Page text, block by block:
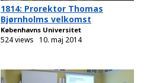
1814: Prorektor Thomas
Bjørnholms velkomst
Københavns Universitet
524 views 10. maj 2014